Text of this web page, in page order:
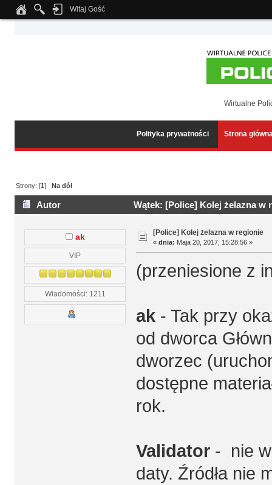
Notice: Undefined index: tapatalk_body_hook in
Witaj Gość
Wirtualne
Polityka prywatności Strona
Strony: [1]Na dół
Autor Wątek: [Police] Kolej żelazna w
ak
VIP
Wiadomości: 1211
[Police] Kolej żelazna w regionie
« dnia: Maja 20, 2017, 15:28:56 »
(przeniesione z
ak - Tak przy
od dworca
dworzec
dostępne
rok.
Validator- nie
daty. Źródła nie